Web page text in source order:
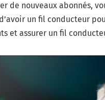
de nouveaux abonnés,
un fil conducteur
et assurer un fil